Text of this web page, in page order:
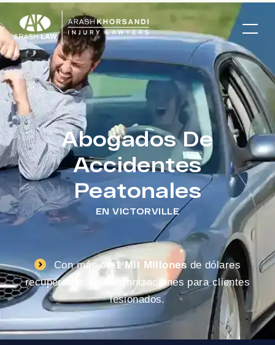
Abogados De
Accidentes
Peatonales
EN VICTORVILLE
Con más de1 Mil Millonesde dólares
recuperados en indemnizaciones para clientes
lesionados.